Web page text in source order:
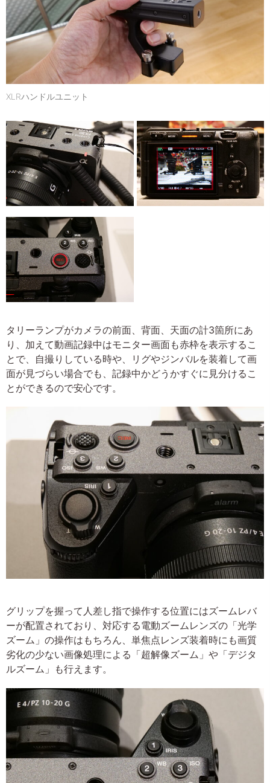
XLRハンドルユニット
タリーランプがカメラの前面、背面、天面の計3箇所にあ
り、加えて動画記録中はモニター画面も赤枠を表示するこ
とで、自撮りしている時や、リグやジンバルを装着して画
面が見づらい場合でも、記録中かどうかすぐに見分けるこ
とができるので安心です。
グリップを握って人差し指で操作する位置にはズームレバ
ーが配置されており、対応する電動ズームレンズの「光学
ズーム」の操作はもちろん、単焦点レンズ装着時にも画質
劣化の少ない画像処理による「超解像ズーム」や「デジタ
ルズーム」も行えます。